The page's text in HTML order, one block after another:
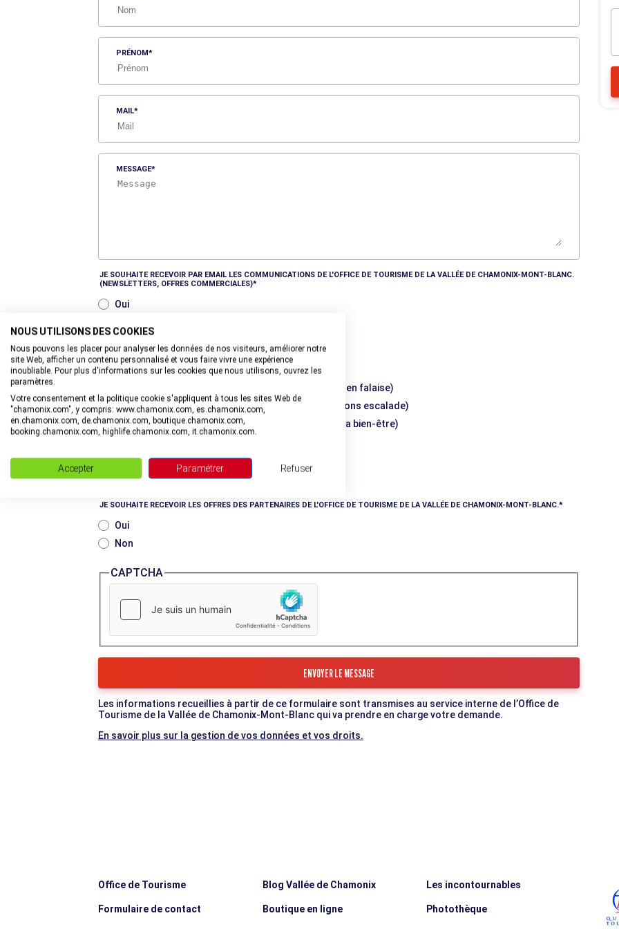
PRÉNOM
MAIL
MESSAGE
JE SOUHAITE RECEVOIR PAR EMAIL LES COMMUNICATIONS DE L'OFFICE DE TOURISME DE LA VALLÉE DE CHAMONIX-MONT-BLANC.
(NEWSLETTERS, OFFRES COMMERCIALES)
Oui
VOUS ÊTES INTÉRESSÉS PAR
Le ski / snowboard
Les sports extrêmes (vol libre, alpinisme, escalade en falaise)
Les loisirs sportifs (randonnées, parapente, initiations escalade)
Les activités douces (musée, visites culturelles, spa bien-être)
Les bons plans & offres
Les nouveautés & actualités de la vallée
JE SOUHAITE RECEVOIR LES OFFRES DES PARTENAIRES DE L'OFFICE DE TOURISME DE LA VALLÉE DE CHAMONIX-MONT-BLANC.
Oui
Non
CAPTCHA
Les informations recueillies à partir de ce formulaire sont transmises au service interne de l’Office de
Tourisme de la Vallée de Chamonix-Mont-Blanc qui va prendre en charge votre demande.
En savoir plus sur la gestion de vos données et vos droits.
Office de Tourisme
Formulaire de contact
Blog Vallée de Chamonix
Boutique en ligne
Les incontournables
Photothèque
NOUS UTILISONS DES COOKIES
Nous pouvons les placer pour analyser les données de nos visiteurs, améliorer notre
site Web, afficher un contenu personnalisé et vous faire vivre une expérience
inoubliable. Pour plus d'informations sur les cookies que nous utilisons, ouvrez les
paramètres.
Votre consentement et la politique cookie s'appliquent à tous les sites Web de
"chamonix.com", y compris: www.chamonix.com, es.chamonix.com,
en.chamonix.com, de.chamonix.com, boutique.chamonix.com,
booking.chamonix.com, highlife.chamonix.com, it.chamonix.com.
Accepter Paramétrer Refuser